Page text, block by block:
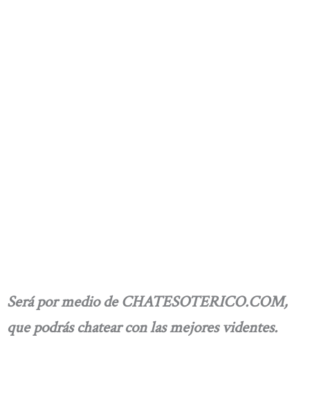
Será por medio de CHATESOTERICO.COM,
que podrás chatear con las mejores videntes.